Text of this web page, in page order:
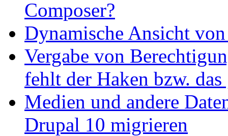
Composer?
Dynamische Ansicht
Vergabe von
fehlt der Haken bzw.
Medien und andere
Drupal 10 migrieren